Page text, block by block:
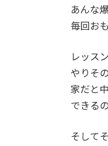
あんな
毎回お
レッス
やりそ
家だと
できる
そして